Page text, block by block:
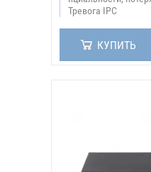
Тревога IPC
КУПИТЬ